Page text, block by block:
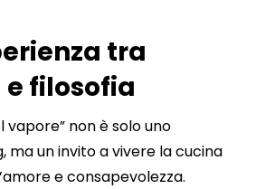
tra
filosofia
vapore” non è solo uno
ma un invito a vivere la cucina
e consapevolezza.